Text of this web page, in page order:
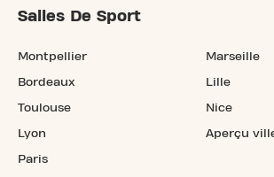
Salles De Sport
Montpellier
Bordeaux
Toulouse
Lyon
Paris
Marseille
Lille
Nice
Aperçu